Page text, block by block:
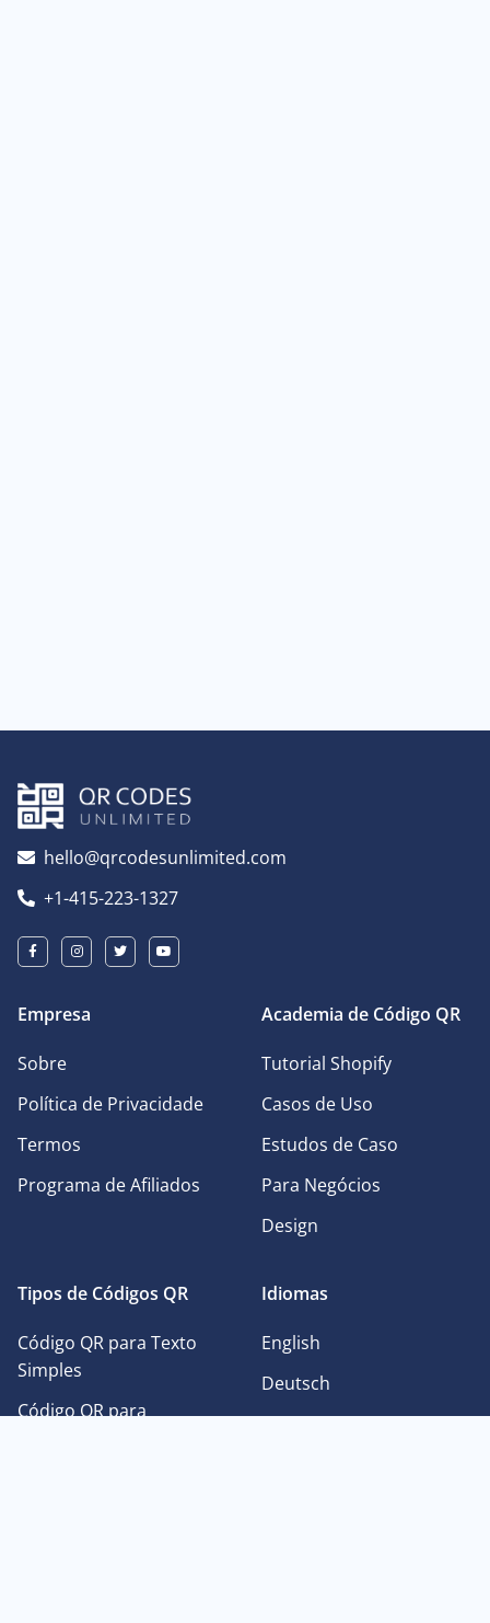
hello@qrcodesunlimited.com
+1-415-223-1327
Empresa
Sobre
Política de Privacidade
Termos
Programa de Afiliados
Academia de Código QR
Tutorial Shopify
Casos de Uso
Estudos de Caso
Para Negócios
Design
Tipos de Códigos QR
Código QR para Texto
Simples
Código QR para
Idiomas
English
Deutsch
Français